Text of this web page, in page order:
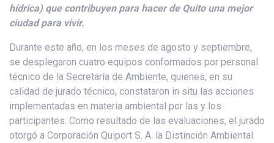
hídrica) que contribuyen para hacer de Quito una mejor
ciudad para vivir.
Durante este año, en los meses de agosto y septiembre,
se desplegaron cuatro equipos conformados por personal
técnico de la Secretaría de Ambiente, quienes, en su
calidad de jurado técnico, constataron in situ las acciones
implementadas en materia ambiental por las y los
participantes. Como resultado de las evaluaciones, el jurado
otorgó a Corporación Quiport S. A. la Distinción Ambiental